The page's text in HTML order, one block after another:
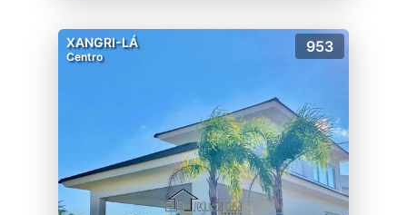
XANGRI-LÁ
Centro
953